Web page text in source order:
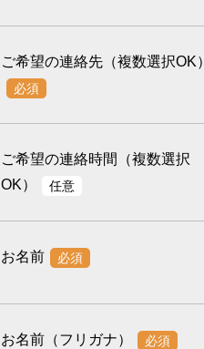
ご希望の連絡先（複数選択OK）
必須
ご希望の連絡時間（複数選択
OK）
任意
お名前 必須
お名前（フリガナ） 必須